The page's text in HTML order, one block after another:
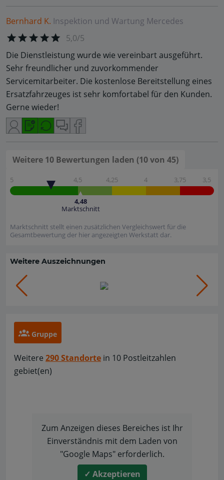
Bernhard K. Inspektion und Wartung Mercedes
5,0/5
Die Dienstleistung wurde wie vereinbart ausgeführt.
Sehr freundlicher und zuvorkommender
Servicemitarbeiter. Die kostenlose Bereitstellung eines
Ersatzfahrzeuges ist sehr komfortabel für den Kunden.
Gerne wieder!
Weitere 10 Bewertungen laden (10 von 45)
5 4,5 4,25 4 3,75 3,5
4,48
Marktschnitt
Marktschnitt stellt einen zusätzlichen Vergleichswert für die
Gesamtbewertung der hier angezeigten Werkstatt dar.
Weitere Auszeichnungen
Gruppe
Weitere 290 Standorte in 10 Postleitzahlen
gebiet(en)
Zum Anzeigen dieses Bereiches ist Ihr
Einverständnis mit dem Laden von
"Google Maps" erforderlich.
✓ Akzeptieren